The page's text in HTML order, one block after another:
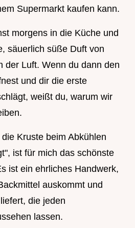
Supermarkt kaufen kann.
morgens in die Küche und
säuerlich süße Duft von
der Luft. Wenn du dann den
und dir die erste
weißt du, warum wir
Kruste beim Abkühlen
ist für mich das schönste
ist ein ehrliches Handwerk,
auskommt und
die jeden
lassen.